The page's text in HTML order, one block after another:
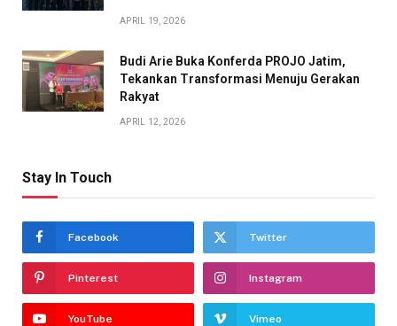
APRIL 19, 2026
Budi Arie Buka Konferda PROJO Jatim,
Tekankan Transformasi Menuju Gerakan
Rakyat
APRIL 12, 2026
Stay In Touch
Facebook Twitter
Pinterest Instagram
YouTube Vimeo